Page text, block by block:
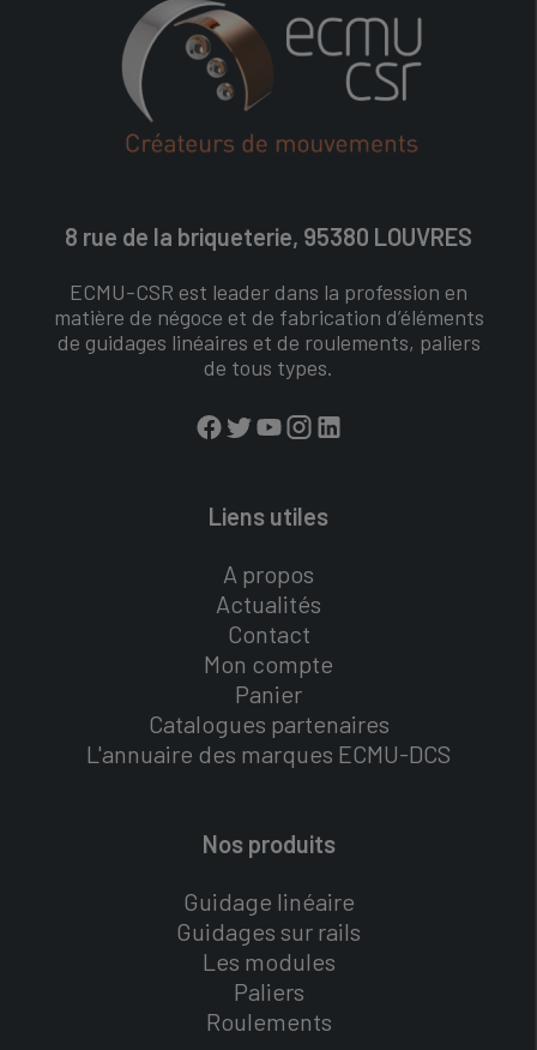
8 rue de la briqueterie, 95380 LOUVRES
ECMU-CSR est leader dans la profession en
matière de négoce et de fabrication d’éléments
de guidages linéaires et de roulements, paliers
de tous types.
Liens utiles
A propos
Actualités
Contact
Mon compte
Panier
Catalogues partenaires
L'annuaire des marques ECMU-DCS
Nos produits
Guidage linéaire
Guidages sur rails
Les modules
Paliers
Roulements